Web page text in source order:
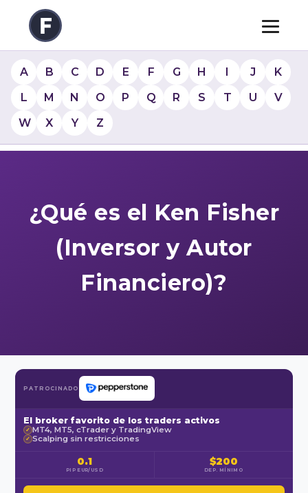
A B C D E F G H I J
K
L
M N O P Q R S T U
V
W
X Y Z
¿Qué es el Ken Fisher
(Inversor y Autor
Financiero)?
PATROCINADO
El broker favorito de los traders activos
✓ MT4, MT5, cTrader y TradingView
✓ Scalping sin restricciones
0.1
PIP EUR/USD
$200
DEP. MÍNIMO